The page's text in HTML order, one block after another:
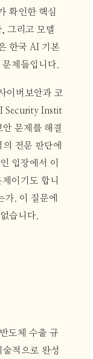
확인한 핵심
그리고 모델
한국 AI 기본
제들입니다.
이버보안과 코
Security Instit
문제를 해결
전문 판단에
입장에서 이
이기도 합니
가. 이 질문에
습니다.
도체 수출 규
적으로 완성